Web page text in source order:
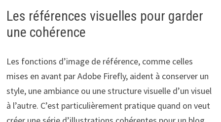
Les références visuelles pour garder
une cohérence
Les fonctions d’image de référence, comme celles
mises en avant par Adobe Firefly, aident à conserver un
style, une ambiance ou une structure visuelle d’un visuel
à l’autre. C’est particulièrement pratique quand on veut